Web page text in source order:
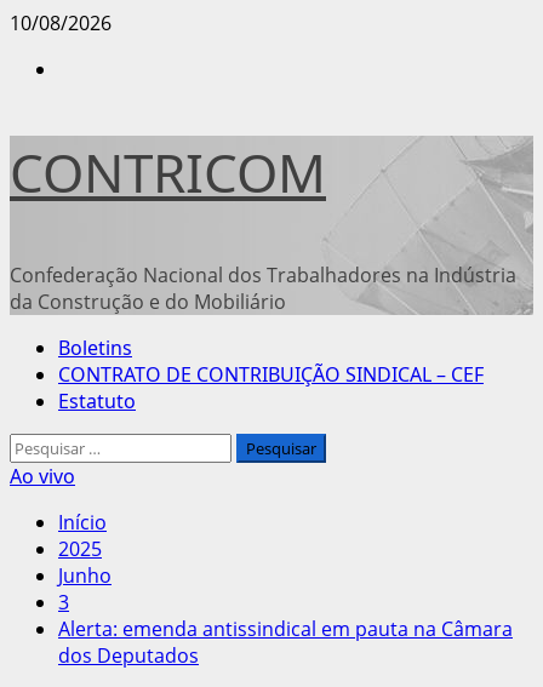
Avançar
10/08/2026
CONTRICOM
Confederação Nacional dos Trabalhadores na Indústria
da Construção e do Mobiliário
Menu
principal
Boletins
CONTRATO DE CONTRIBUIÇÃO SINDICAL – CEF
Estatuto
Pesquisar
por:
Ao vivo
Início
2025
Junho
3
Alerta: emenda antissindical em pauta na Câmara
dos Deputados